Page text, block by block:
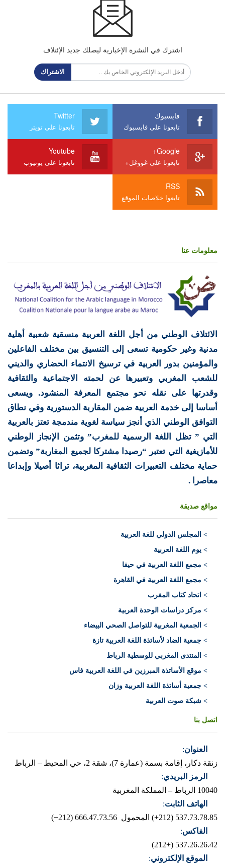
اشترك في النشرة الإخبارية ليصلك جديد الإئتلاف
الاشتراك
فايسبوك
تابعونا على فايسبوك
Twitter
تابعونا على تويتر
Google+
تابعونا على غووغل+
Youtube
تابعونا على يوتيوب
RSS
تابعوا خلاصات الموقع
معلومات عنا
الائتلاف الوطني من أجل اللغة العربية منسقية شعبية أهلية
مدنية وغير حكومية تسعى إلى التنسيق بين مختلف الفاعلين
والمؤمنين بدور العربية في ترسيخ الانتماء الحضاري والديني
للشعب المغربي وتعبيرها عن لحمته الاجتماعية والثقافية
وقدرتها على نقله نحو مجتمع المعرفة المنشود. ويسعى
أساسا إلى خدمة العربية ضمن المقاربة الدستورية وفي نطاق
التوافق الوطني الذي أنجز سياسة لغوية مندمجة تعتز بالعربية
التي ” تظل اللغة الرسمية للمغرب” وتثمن الإنجاز الوطني
للأمازيغية التي تعتبر “رصيدا مشتركا لجميع المغاربة” وتضمن
حماية مختلف التعبيرات الثقافية المغربية، تراثا أصيلا وإبداعا
معاصرا .
مواقع صديقة
> المجلس الدولي للغة العربية
> يوم اللغة العربية
> مجمع اللغة العربية في حيفا
> مجمع اللغة العربية في القاهرة
> اتحاد كتاب المغرب
> مركز دراسات الوحدة العربية
> الجمعية المغربية للتواصل الصحي البيضاء
> جمعية الضاد لأساتذة اللغة العربية تازة
> المنتدى المغربي للوسطية الرباط
> موقع الأساتذة المبرزين في اللغة العربية فاس
> جمعية أساتذة اللغة العربية وزان
> شبكة صوت العربية
اتصل بنا
العنوان:
زنقة دكار، إقامة بسمة (عمارة 7)، شقة 2، حي المحيط – الرباط
الرمز البريدي:
10040 الرباط – المملكة المغربية
الهاتف الثابت:
537.73.78.85 (212+)
المحمول 666.47.73.56 (212+)
الفاكس:
537.26.26.42 (+212)
الموقع الإلكتروني: